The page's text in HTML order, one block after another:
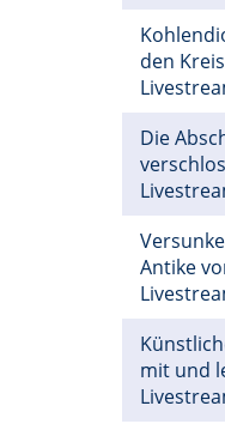
den
Die
Antike
mit und